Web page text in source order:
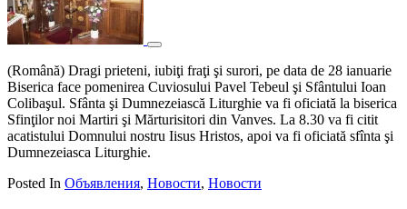
(Română) Dragi prieteni, iubiţi fraţi şi surori, pe data de 28 ianuarie
Biserica face pomenirea Cuviosului Pavel Tebeul şi Sfântului Ioan
Colibaşul. Sfânta şi Dumnezeiască Liturghie va fi oficiată la biserica
Sfinţilor noi Martiri şi Mărturisitori din Vanves. La 8.30 va fi citit
acatistului Domnului nostru Iisus Hristos, apoi va fi oficiată sfînta şi
Dumnezeiasca Liturghie.
Posted In Объявления, Новости, Новости